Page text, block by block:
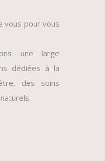
vous pour vous
une large
dédiées à la
des soins